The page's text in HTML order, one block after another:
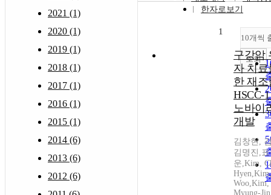
2021 (1)
2020 (1)
2019 (1)
2018 (1)
2017 (1)
2016 (1)
2015 (1)
2014 (6)
2013 (6)
2012 (6)
한자로보기
10개씩
조회
1
구강암
자 치료
한 재조
HSCC-
노바이
개발
김창현,
김명진,
운,Kim,
Woo,Kim,
Myung-